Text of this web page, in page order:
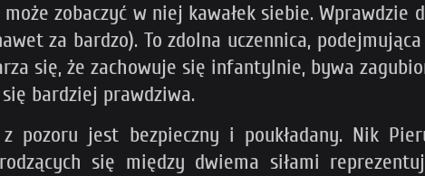
zobaczyć w niej kawałek siebie.
za bardzo). To zdolna uczennica,
się, że zachowuje się infantylnie, bywa
bardziej prawdziwa.
jest bezpieczny i poukładany. Nik
się między dwiema siłami